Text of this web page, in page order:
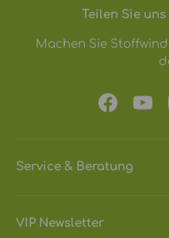
Teilen Sie
Machen Sie
Facebook
Service & Beratung
VIP Newsletter